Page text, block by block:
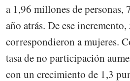
a 1,96 millones de personas,
año atrás. De ese
correspondieron a mujeres.
tasa de no participación
con un crecimiento de 1,3